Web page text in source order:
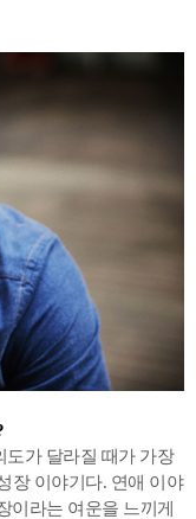
도가 달라질 때가 가장
장 이야기다. 연애 이야
이라는 여운을 느끼게